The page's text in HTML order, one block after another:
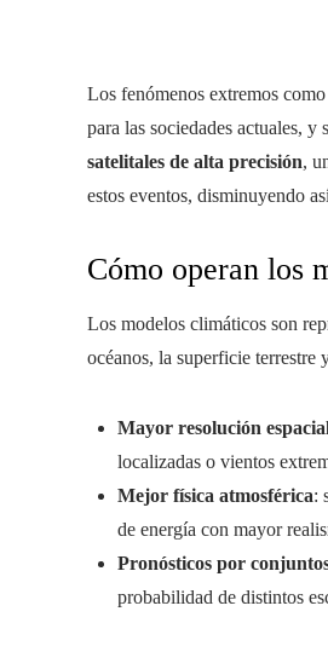
Los fenómenos extremos
para las sociedades actuales,
satelitales de alta precisión,
estos eventos, disminuyendo
Cómo operan los
Los modelos climáticos son
océanos, la superficie
Mayor resolución
localizadas o vientos
Mejor física atmosférica:
de energía con mayor
Pronósticos por
probabilidad de distintos